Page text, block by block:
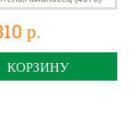
р.
КОРЗИНУ